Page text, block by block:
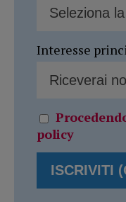
Interesse
policy